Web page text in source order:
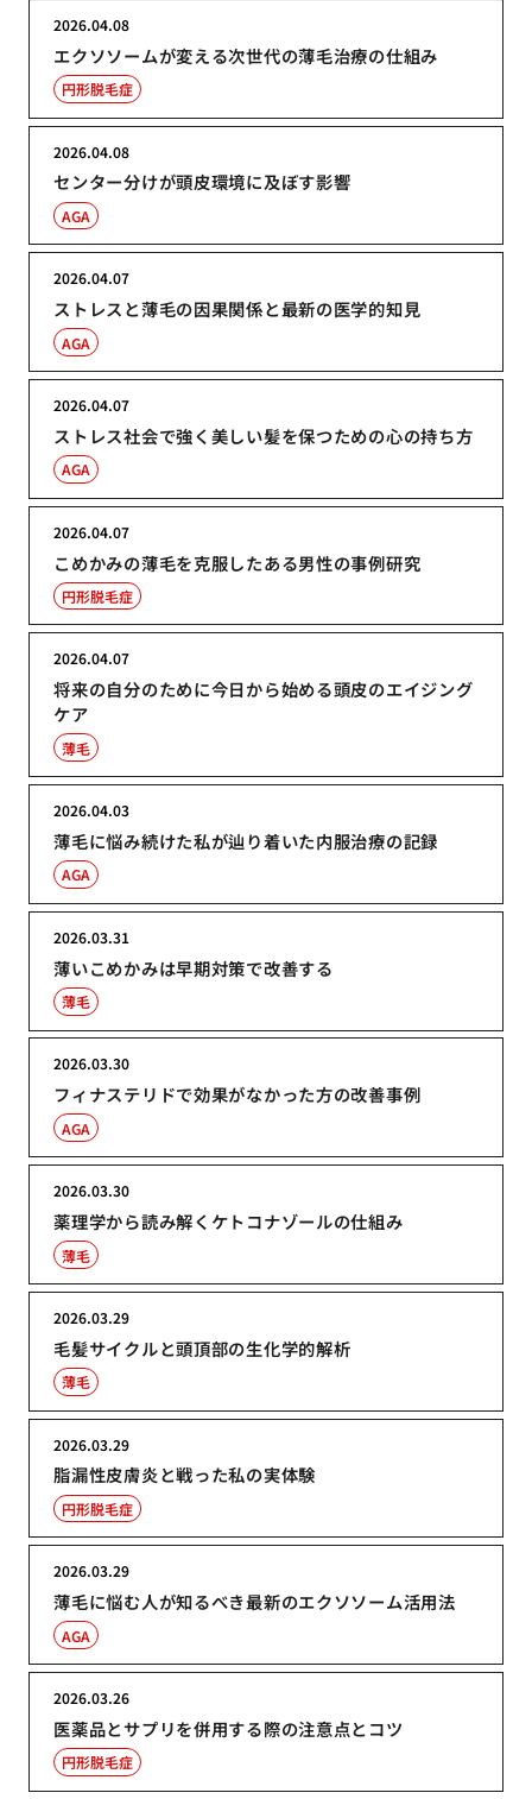
エクソソームが変える次世代の薄毛治療の仕組み
2026.04.08
円形脱毛症
センター分けが頭皮環境に及ぼす影響
2026.04.08
AGA
ストレスと薄毛の因果関係と最新の医学的知見
2026.04.07
AGA
ストレス社会で強く美しい髪を保つための心の持ち方
2026.04.07
AGA
こめかみの薄毛を克服したある男性の事例研究
2026.04.07
円形脱毛症
将来の自分のために今日から始める頭皮のエイジング
ケア
2026.04.07
薄毛
薄毛に悩み続けた私が辿り着いた内服治療の記録
2026.04.03
AGA
薄いこめかみは早期対策で改善する
2026.03.31
薄毛
フィナステリドで効果がなかった方の改善事例
2026.03.30
AGA
薬理学から読み解くケトコナゾールの仕組み
2026.03.30
薄毛
毛髪サイクルと頭頂部の生化学的解析
2026.03.29
薄毛
脂漏性皮膚炎と戦った私の実体験
2026.03.29
円形脱毛症
薄毛に悩む人が知るべき最新のエクソソーム活用法
2026.03.29
AGA
医薬品とサプリを併用する際の注意点とコツ
2026.03.26
円形脱毛症